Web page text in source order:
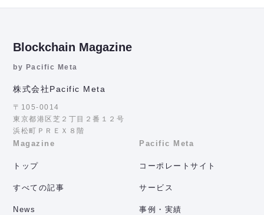
Blockchain Magazine
by Pacific Meta
株式会社Pacific Meta
〒105-0014
東京都港区芝２丁目２番１２号
浜松町ＰＲＥＸ８階
Magazine
トップ
すべての記事
News
Pacific Meta
コーポレートサイト
サービス
事例・実績